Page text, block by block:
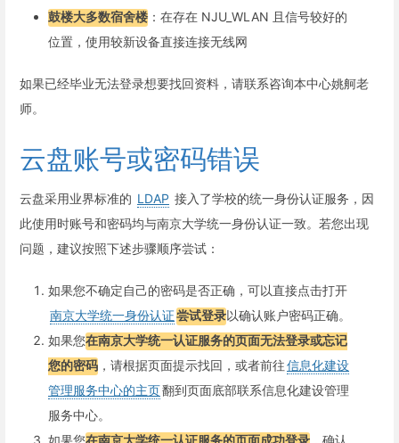
鼓楼大多数宿舍楼 ：在存在 NJU_WLAN 且信号较好的
位置，使用较新设备直接连接无线网
如果已经毕业无法登录想要找回资料，请联系咨询本中心姚舸老
师。
云盘账号或密码错误
云盘采用业界标准的 LDAP 接入了学校的统一身份认证服务，因
此使用时账号和密码均与南京大学统一身份认证一致。若您出现
问题，建议按照下述步骤顺序尝试：
如果您不确定自己的密码是否正确，可以直接点击打开
南京大学统一身份认证尝试登录以确认账户密码正确。
如果您在南京大学统一认证服务的页面无法登录或忘记
您的密码 ，请根据页面提示找回，或者前往信息化建设
管理服务中心的主页翻到页面底部联系信息化建设管理
服务中心。